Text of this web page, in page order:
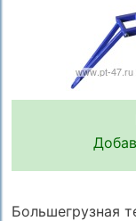
Большегрузная